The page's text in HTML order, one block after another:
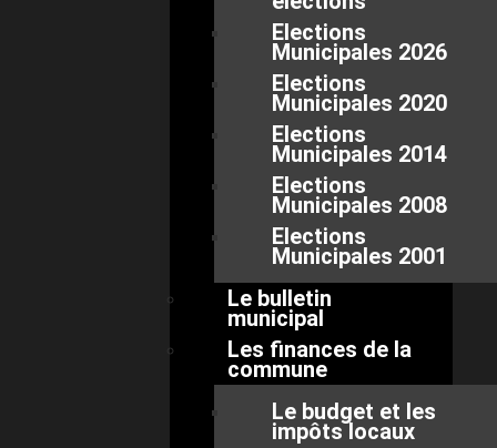
Elections
Municipales 2026
Elections
Municipales 2020
Elections
Municipales 2014
Elections
Municipales 2008
Elections
Municipales 2001
Le bulletin
municipal
Les finances de la
commune
Le budget et les
impôts locaux